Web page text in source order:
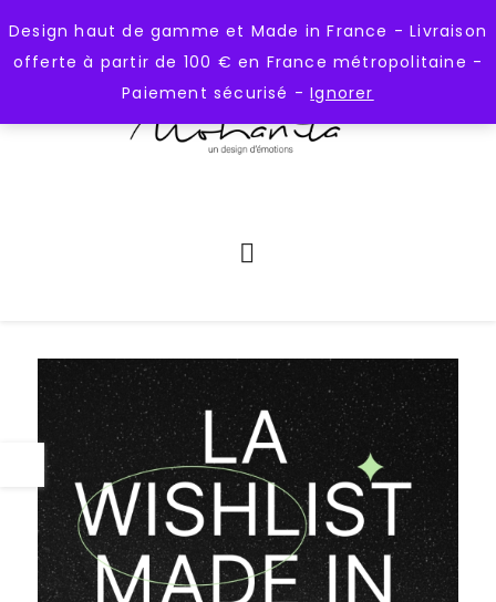
Design haut de gamme et Made in France - Livraison
offerte à partir de 100 € en France métropolitaine -
Paiement sécurisé -Ignorer